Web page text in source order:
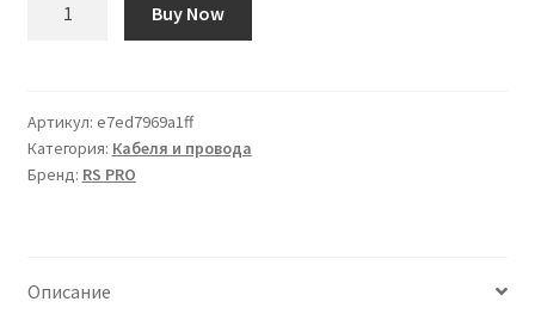
RS
PRO
D-
Sub
Buy Now
Артикул: e7ed7969a1ff
Категория: Кабеля и провода
Бренд: RS PRO
Описание